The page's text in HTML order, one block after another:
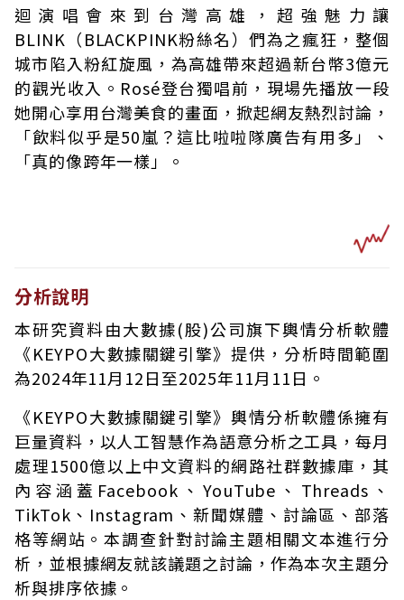
迴演唱會來到台灣高雄，超強魅力讓
BLINK（BLACKPINK粉絲名）們為之瘋狂，整個
城市陷入粉紅旋風，為高雄帶來超過新台幣3億元
的觀光收入。Rosé登台獨唱前，現場先播放一段
她開心享用台灣美食的畫面，掀起網友熱烈討論，
「飲料似乎是50嵐？這比啦啦隊廣告有用多」、
「真的像跨年一樣」。
分析說明
本研究資料由大數據(股)公司旗下輿情分析軟體
《KEYPO大數據關鍵引擎》提供，分析時間範圍
為2024年11月12日至2025年11月11日。
《KEYPO大數據關鍵引擎》輿情分析軟體係擁有
巨量資料，以人工智慧作為語意分析之工具，每月
處理1500億以上中文資料的網路社群數據庫，其
內容涵蓋Facebook、YouTube、Threads、
TikTok、Instagram、新聞媒體、討論區、部落
格等網站。本調查針對討論主題相關文本進行分
析，並根據網友就該議題之討論，作為本次主題分
析與排序依據。